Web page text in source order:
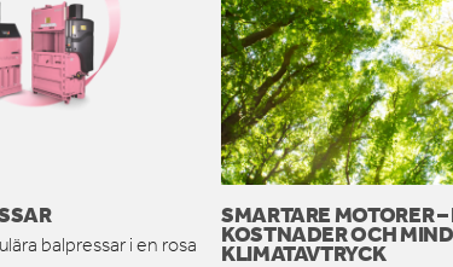
balpressar i en rosa
SMARTARE MOTORER –
KOSTNADER OCH
KLIMATAVTRYCK